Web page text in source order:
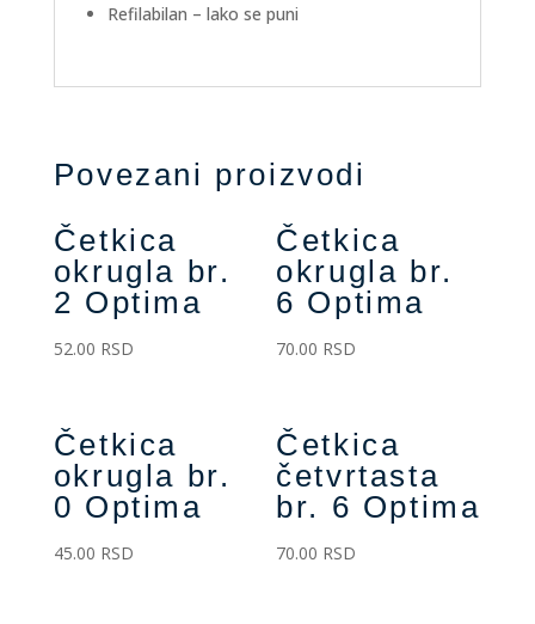
Refilabilan – lako se puni
Povezani proizvodi
Četkica
okrugla br.
2 Optima
52.00 RSD
Četkica
okrugla br.
6 Optima
70.00 RSD
Četkica
okrugla br.
0 Optima
45.00 RSD
Četkica
četvrtasta
br. 6 Optima
70.00 RSD